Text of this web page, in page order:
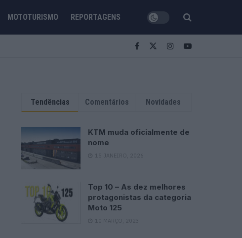
MOTOTURISMO REPORTAGENS
Tendências Comentários Novidades
KTM muda oficialmente de
nome
15 JANEIRO, 2026
Top 10 – As dez melhores
protagonistas da categoria
Moto 125
10 MARÇO, 2023